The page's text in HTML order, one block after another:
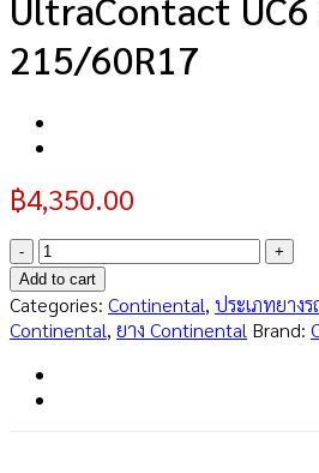
215/60R17
฿4,350.00
UltraContact
UC6
SUV
215/60R17
Add to cart
Categories: Continental, ประเภทยาง
Continental, ยาง Continental Brand: